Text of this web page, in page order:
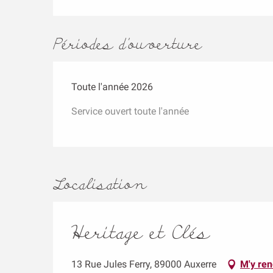
Périodes d'ouverture
Toute l'année 2026
Service ouvert toute l'année
Localisation
Heritage et Clés
13 Rue Jules Ferry, 89000 Auxerre M'y